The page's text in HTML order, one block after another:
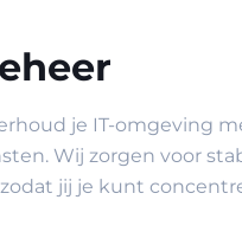
je IT-omgeving
Wij zorgen voor
jij je kunt